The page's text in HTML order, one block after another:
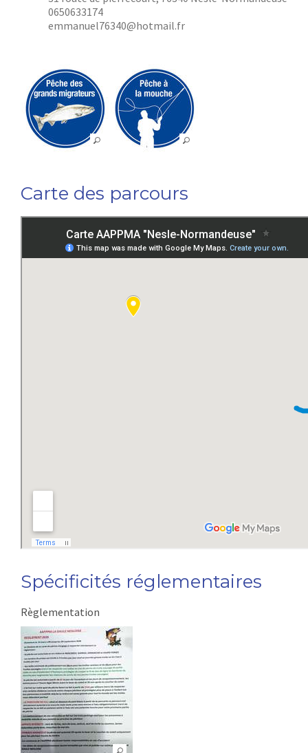
0650633174
emmanuel76340@hotmail.fr
Carte des parcours
Spécificités réglementaires
Règlementation